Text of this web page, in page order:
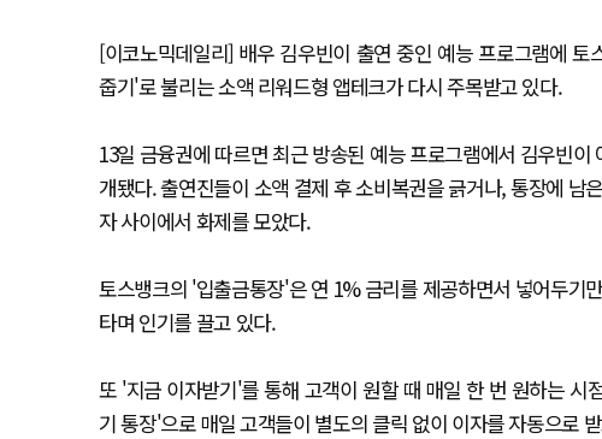
[이코노믹데일리] 배우 김우빈이 출연 중인 예능 프로그램에
줍기'로 불리는 소액 리워드형 앱테크가 다시 주목받고 있다.
13일 금융권에 따르면 최근 방송된 예능 프로그램에서 김우빈
개됐다. 출연진들이 소액 결제 후 소비복권을 긁거나, 통장에
자 사이에서 화제를 모았다.
토스뱅크의 '입출금통장'은 연 1% 금리를 제공하면서 넣어두기
타며 인기를 끌고 있다.
또 '지금 이자받기'를 통해 고객이 원할 때 매일 한 번 원하는
기 통장'으로 매일 고객들이 별도의 클릭 없이 이자를 자동으로